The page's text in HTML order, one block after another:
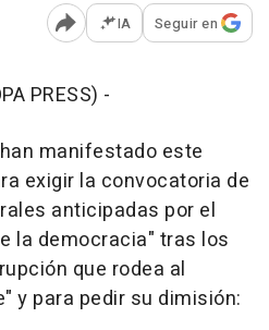
Abrir opciones para
IA Seguir en
PRESS) -
manifestado este
exigir la convocatoria de
anticipadas por el
la democracia" tras los
que rodea al
y para pedir su dimisión: